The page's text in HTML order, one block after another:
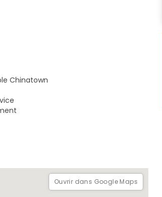
échoppes colorées et les recettes de
Al-Sultan Abdullah et le verre
pâtisserie locale pour goûter aux
léger sont inclus pour vous donner de
Chinatown
Ouvrir dans Google Maps